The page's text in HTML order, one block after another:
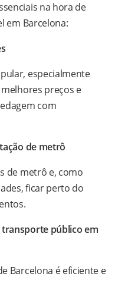
na hora de
em Barcelona:
especialmente
preços e
com
de metrô
de metrô e, como
ficar perto do
público em
Barcelona é eficiente e